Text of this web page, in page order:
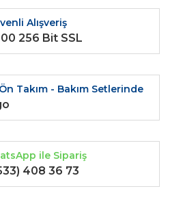
daha pahalı.
olmalı.
Gönder
Alışveriş
256 Bit SSL
Takım - Bakım Setlerinde
ile Sipariş
408 36 73